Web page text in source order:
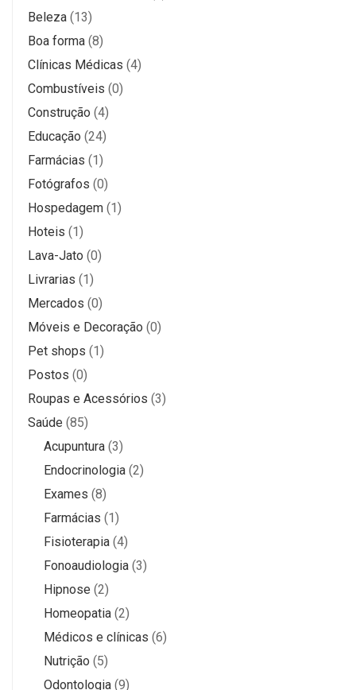
Beleza (13)
Boa forma (8)
Clínicas Médicas (4)
Combustíveis (0)
Construção (4)
Educação (24)
Farmácias (1)
Fotógrafos (0)
Hospedagem (1)
Hoteis (1)
Lava-Jato (0)
Livrarias (1)
Mercados (0)
Móveis e Decoração (0)
Pet shops (1)
Postos (0)
Roupas e Acessórios (3)
Saúde (85)
Acupuntura (3)
Endocrinologia (2)
Exames (8)
Farmácias (1)
Fisioterapia (4)
Fonoaudiologia (3)
Hipnose (2)
Homeopatia (2)
Médicos e clínicas (6)
Nutrição (5)
Odontologia (9)